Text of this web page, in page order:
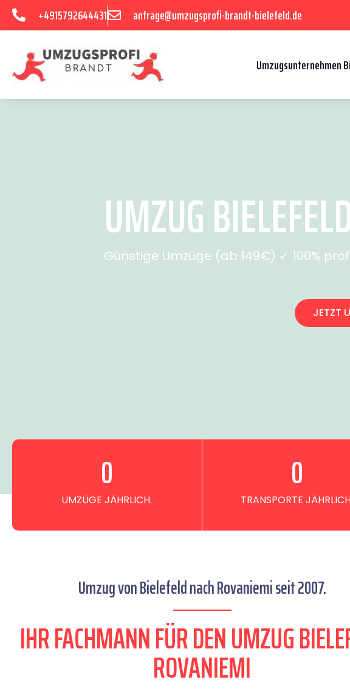
+4915792644431 anfrage@umzugsprofi-brandt-bielefeld.de
Umzugsunternehmen
UMZUG
Günstige Umzüge (ab 149€) ✓ 100%
JETZT
UMZÜGE JÄHRLICH.
0
TRANSPORTE
0
Umzug von Bielefeld nach Rovaniemi seit 2007.
IHR FACHMANN FÜR DEN UMZUG
ROVANIEMI